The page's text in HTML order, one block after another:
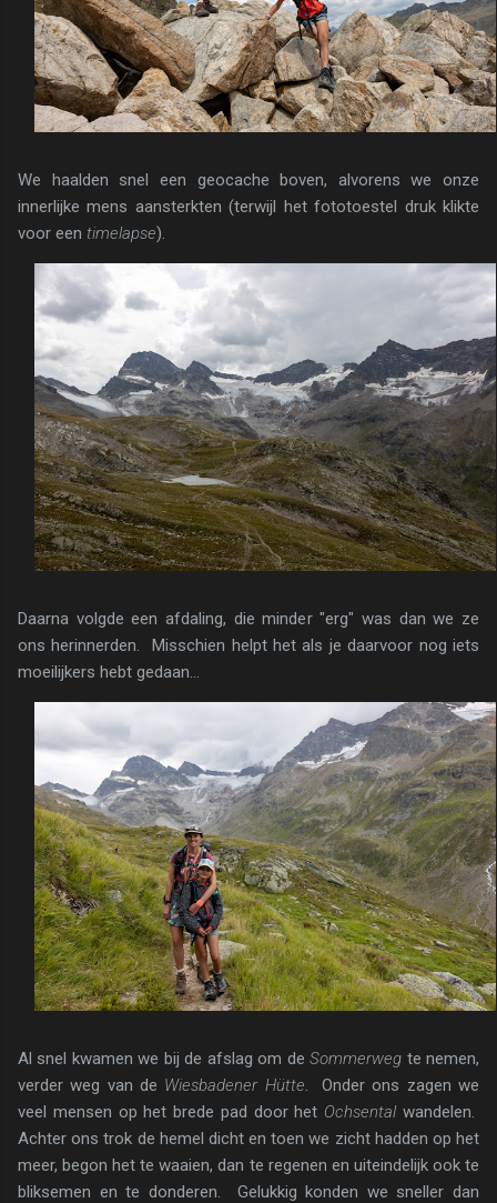
We haalden snel een geocache boven, alvorens we onze
innerlijke mens aansterkten (terwijl het fototoestel druk klikte
voor een timelapse).
Daarna volgde een afdaling, die minder "erg" was dan we ze
ons herinnerden. Misschien helpt het als je daarvoor nog iets
moeilijkers hebt gedaan...
Al snel kwamen we bij de afslag om deSommerweg te nemen,
verder weg van de Wiesbadener Hütte. Onder ons zagen we
veel mensen op het brede pad door het Ochsentalwandelen.
Achter ons trok de hemel dicht en toen we zicht hadden op het
meer, begon het te waaien, dan te regenen en uiteindelijk ook te
bliksemen en te donderen. Gelukkig konden we sneller dan